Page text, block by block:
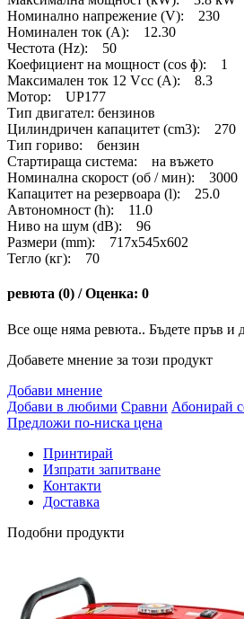
Номинално напрежение (V): 230
Номинален ток (A): 12.30
Честота (Hz): 50
Коефициент на мощност (cos ɸ): 1
Максимален ток 12 Vcc (A): 8.3
Мотор: UP177
Тип двигател: бензинов
Цилиндричен капацитет (cm3): 270
Тип гориво: бензин
Стартираща система: на въжето
Номинална скорост (об / мин): 3000
Капацитет на резервоара (l): 25.0
Автономност (h): 11.0
Ниво на шум (dB): 96
Размери (mm): 717x545x602
Тегло (кг): 70
ревюта (0) / Оценка: 0
Все още няма ревюта.. Бъдете пръв и
Добавете мнение за този продукт
Добави мнение
Добави в любими Сравни Абонирай
Предложи по-ниска цена
Принтирай
Изпрати запитване
Контакти
Доставка
Подобни продукти